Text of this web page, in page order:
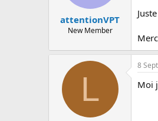
i
b
attentionVPT
New Member
L
8
Moi